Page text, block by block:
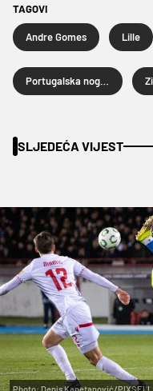
TAGOVI
Andre Gomes Lille
SLJEDEĆA VIJEST